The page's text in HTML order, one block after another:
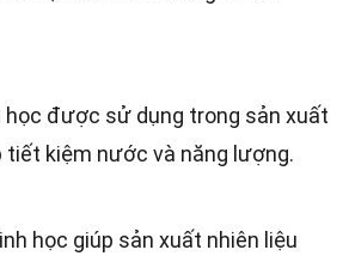
học được sử dụng trong sản xuất
tiết kiệm nước và năng lượng.
học giúp sản xuất nhiên liệu